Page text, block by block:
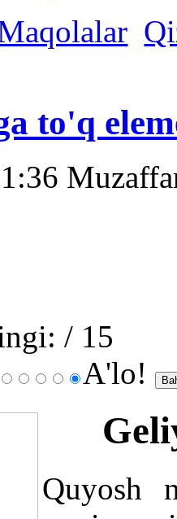
to'q
/ 15
A'lo!
Quyosh